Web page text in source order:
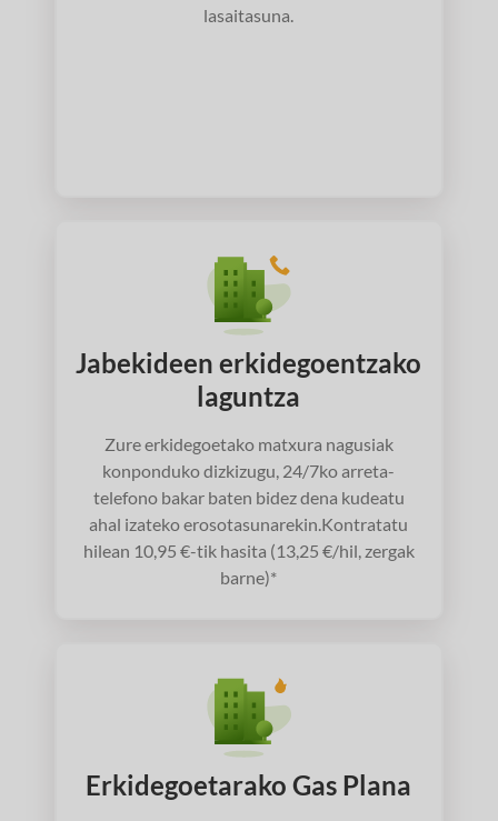
lasaitasuna.
Jabekideen erkidegoentzako
laguntza
Zure erkidegoetako matxura nagusiak
konponduko dizkizugu, 24/7ko arreta-
telefono bakar baten bidez dena kudeatu
ahal izateko erosotasunarekin.Kontratatu
hilean 10,95 €-tik hasita (13,25 €/hil, zergak
barne)*
Erkidegoetarako Gas Plana